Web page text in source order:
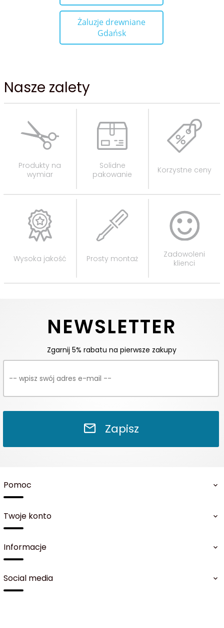
Żaluzje drewniane
Gdańsk
Nasze zalety
Produkty na
wymiar
Solidne
pakowanie
Korzystne ceny
Wysoka jakość Prosty montaż
Zadowoleni
klienci
NEWSLETTER
Zgarnij 5% rabatu na pierwsze zakupy
Zapisz
Pomoc
Twoje konto
Informacje
Social media